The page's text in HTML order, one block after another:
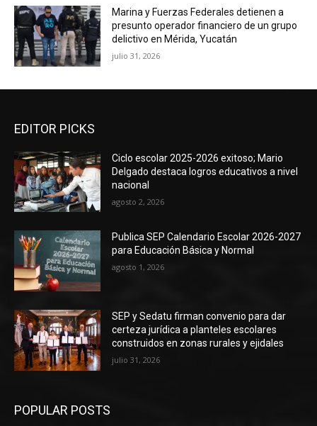
Marina y Fuerzas Federales detienen a
presunto operador financiero de un grupo
delictivo en Mérida, Yucatán
julio 31, 2026
EDITOR PICKS
Ciclo escolar 2025-2026 exitoso; Mario
Delgado destaca logros educativos a nivel
nacional
agosto 2, 2026
Publica SEP Calendario Escolar 2026-2027
para Educación Básica y Normal
agosto 1, 2026
SEP y Sedatu firman convenio para dar
certeza jurídica a planteles escolares
construidos en zonas rurales y ejidales
julio 31, 2026
POPULAR POSTS